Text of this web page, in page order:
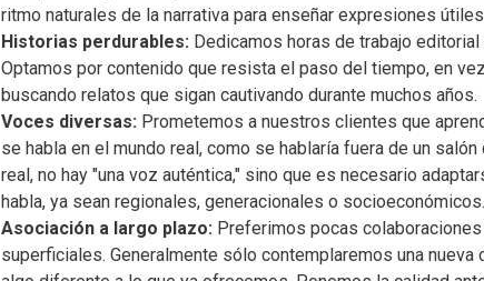
ritmo naturales de la narrativa para enseñar expresiones
Historias perdurables: Dedicamos horas de trabajo editorial
Optamos por contenido que resista el paso del tiempo, en
buscando relatos que sigan cautivando durante muchos años.
Voces diversas: Prometemos a nuestros clientes que
se habla en el mundo real, como se hablaría fuera de un
real, no hay "una voz auténtica," sino que es necesario
habla, ya sean regionales, generacionales o socioeconómicos.
Asociación a largo plazo: Preferimos pocas
superficiales. Generalmente sólo contemplaremos una nueva